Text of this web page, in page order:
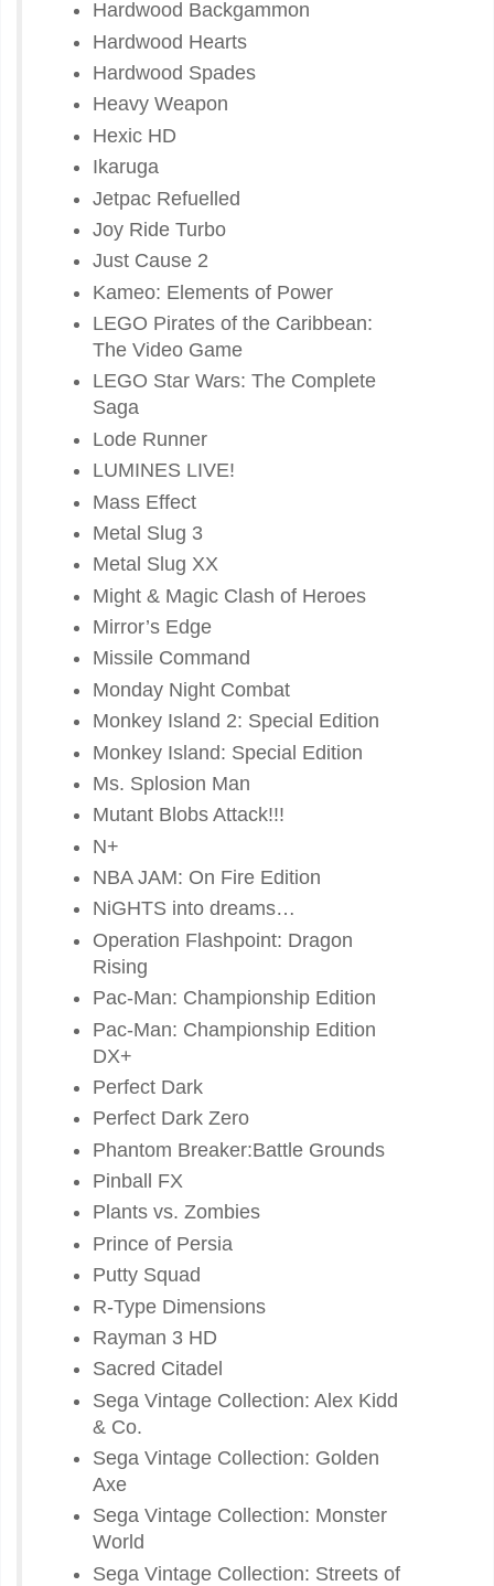
Hardwood Backgammon
Hardwood Hearts
Hardwood Spades
Heavy Weapon
Hexic HD
Ikaruga
Jetpac Refuelled
Joy Ride Turbo
Just Cause 2
Kameo: Elements of Power
LEGO Pirates of the Caribbean:
The Video Game
LEGO Star Wars: The Complete
Saga
Lode Runner
LUMINES LIVE!
Mass Effect
Metal Slug 3
Metal Slug XX
Might & Magic Clash of Heroes
Mirror’s Edge
Missile Command
Monday Night Combat
Monkey Island 2: Special Edition
Monkey Island: Special Edition
Ms. Splosion Man
Mutant Blobs Attack!!!
N+
NBA JAM: On Fire Edition
NiGHTS into dreams…
Operation Flashpoint: Dragon
Rising
Pac-Man: Championship Edition
Pac-Man: Championship Edition
DX+
Perfect Dark
Perfect Dark Zero
Phantom Breaker:Battle Grounds
Pinball FX
Plants vs. Zombies
Prince of Persia
Putty Squad
R-Type Dimensions
Rayman 3 HD
Sacred Citadel
Sega Vintage Collection: Alex Kidd
& Co.
Sega Vintage Collection: Golden
Axe
Sega Vintage Collection: Monster
World
Sega Vintage Collection: Streets of